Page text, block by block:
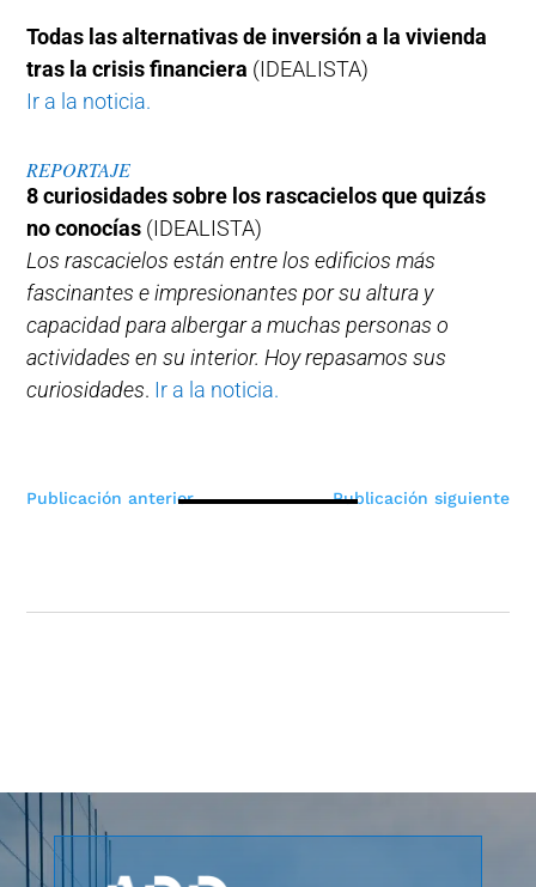
Todas las alternativas de inversión a la vivienda
tras la crisis financiera (IDEALISTA)
Ir a la noticia.
REPORTAJE
8 curiosidades sobre los rascacielos que quizás
no conocías (IDEALISTA)
Los rascacielos están entre los edificios más
fascinantes e impresionantes por su altura y
capacidad para albergar a muchas personas o
actividades en su interior. Hoy repasamos sus
curiosidades. Ir a la noticia.
Navegación
Publicación anterior Publicación siguiente